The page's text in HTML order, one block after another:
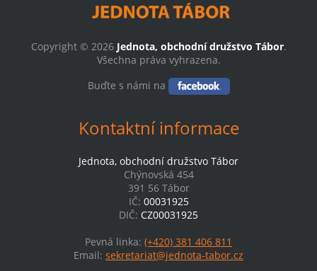
Copyright © 2026 Jednota, obchodní družstvo Tábor.
Všechna práva vyhrazena.
Buďte s námi na
Kontaktní informace
Jednota, obchodní družstvo Tábor
Chýnovská 454
391 56 Tábor
IČ: 00031925
DIČ: CZ00031925
Pevná linka: (+420) 381 406 811
Email: sekretariat@jednota-tabor.cz